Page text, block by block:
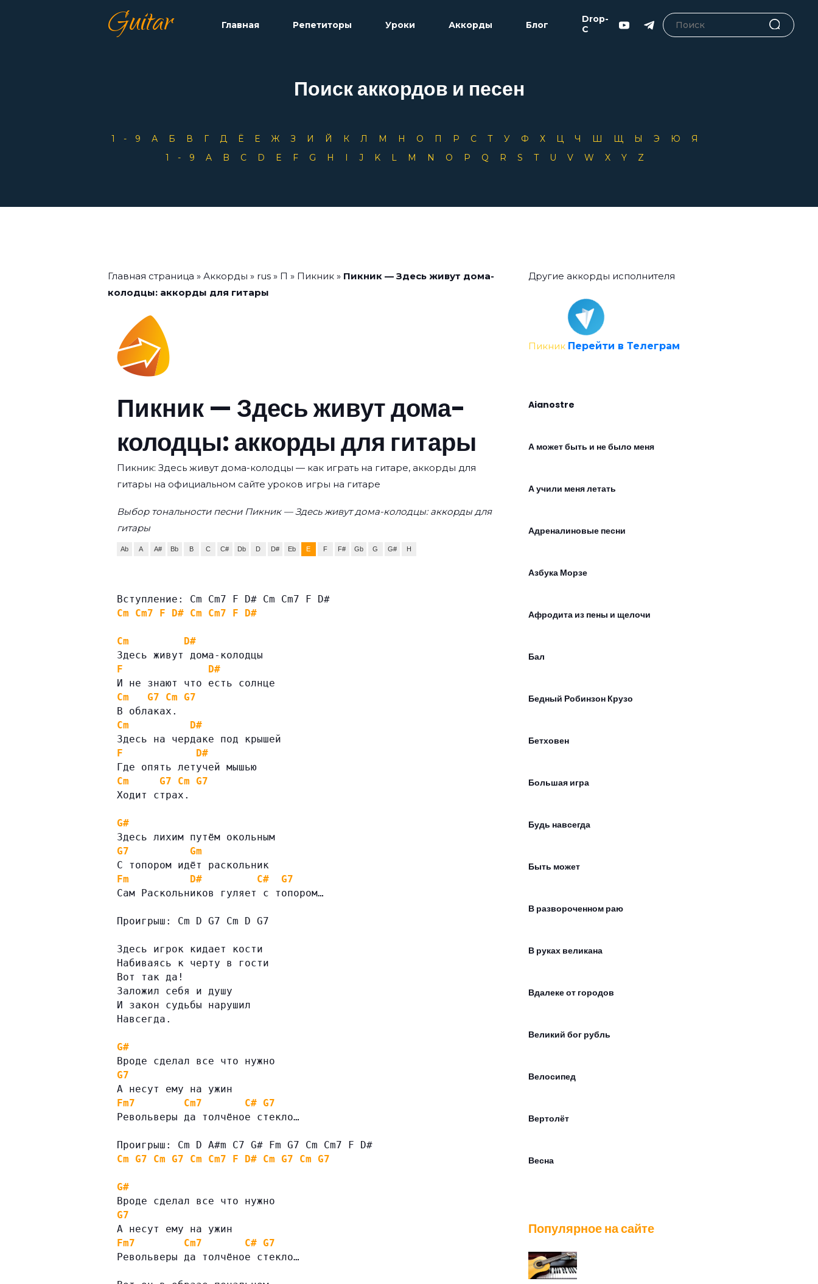
Guitar Главная Репетиторы Уроки Аккорды Блог
Drop-
C
Поиск аккордов и песен
1-9 А Б В Г Д Ё Е Ж З И Й К Л М Н О П Р С Т У Ф Х Ц Ч Ш Щ Ы Э Ю
Я
1-9
A B C D E F G H I J K L M N O P Q R S T U V W X Y Z
Главная страница » Аккорды » rus » П » Пикник » Пикник — Здесь живут дома-
колодцы: аккорды для гитары
Пикник — Здесь живут дома-
колодцы: аккорды для гитары
Пикник: Здесь живут дома-колодцы — как играть на гитаре, аккорды для
гитары на официальном сайте уроков игры на гитаре
Выбор тональности песни Пикник — Здесь живут дома-колодцы: аккорды для
гитары
Ab A A# Bb B C C# Db D D# Eb E F F# Gb G G# H
Вступление: Cm Cm7 F D# Cm Cm7 F D#
Cm
Cm7 F D# Cm Cm7 F D#
Cm
D#
Здесь живут дома-колодцы
F
D#
И не знают что есть солнце
Cm
G7 Cm
G7
В облаках.
Cm
D#
Здесь на чердаке под крышей
F
D#
Где опять летучей мышью
Cm
G7 Cm
G7
Ходит страх.
G#
Здесь лихим путём окольным
G7
Gm
С топором идёт раскольник
Fm
D# C#
G7
Сам Раскольников гуляет с топором…
Проигрыш: Cm D G7 Cm D G7
Здесь игрок кидает кости
Набиваясь к черту в гости
Вот так да!
Заложил себя и душу
И закон судьбы нарушил
Навсегда.
G#
Вроде сделал все что нужно
G7
А несут ему на ужин
Fm7
Cm7 C# G7
Револьверы да толчёное стекло…
Проигрыш: Cm D A#m C7 G# Fm G7 Cm Cm7 F D#
Cm
G7 Cm G7 Cm Cm7 F D# Cm G7 Cm G7
G#
Вроде сделал все что нужно
G7
А несут ему на ужин
Fm7
Cm7 C# G7
Револьверы да толчёное стекло…
Другие аккорды исполнителя
Пикник Перейти в Телеграм
Aianostre
А может быть и не было меня
А учили меня летать
Адреналиновые песни
Азбука Морзе
Афродита из пены и щелочи
Бал
Бедный Робинзон Крузо
Бетховен
Большая игра
Будь навсегда
Быть может
В развороченном раю
В руках великана
Вдалеке от городов
Великий бог рубль
Велосипед
Вертолёт
Весна
Популярное на сайте